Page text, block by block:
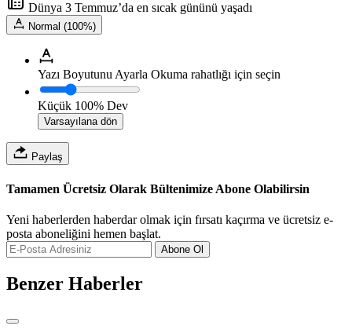
Dünya 3 Temmuz’da en sıcak gününü yaşadı
Normal (100%)
Yazı Boyutunu Ayarla Okuma rahatlığı için seçin
Küçük 100% Dev
Varsayılana dön
Paylaş
Tamamen Ücretsiz Olarak Bültenimize Abone Olabilirsin
Yeni haberlerden haberdar olmak için fırsatı kaçırma ve ücretsiz e-
posta aboneliğini hemen başlat.
Abone Ol
Benzer Haberler